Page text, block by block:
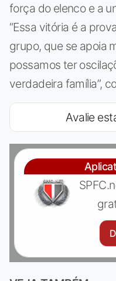
força do elenco e a
“Essa vitória é a
grupo, que se apoia
possamos ter
verdadeira família”,
Avalie